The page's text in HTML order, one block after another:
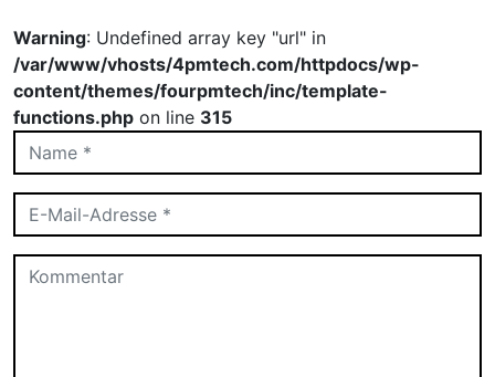
Warning: Undefined array key "url" in
/var/www/vhosts/4pmtech.com/httpdocs/wp-
content/themes/fourpmtech/inc/template-
functions.php on line 315